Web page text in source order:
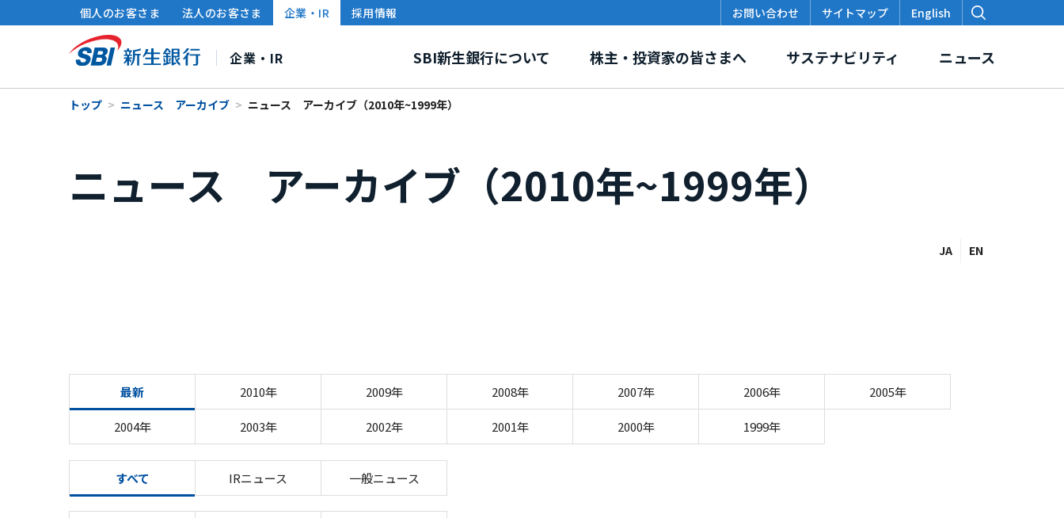
トップ ニュース アーカイブ ニュース アーカイブ（2010年~1999年）
ニュース アーカイブ（2010年~1999年）
JA EN
最新 2010年 2009年 2008年 2007年 2006年 2005年
2004年 2003年 2002年 2001年 2000年 1999年
すべて IRニュース 一般ニュース
個人のお客さま 法人のお客さま 企業・IR 採用情報 お問い合わせ サイトマップ English
社長メッセージ 中期経営計画 企業情報 事業紹介 ガバナンス グループ紹介 本支店・出張所
SBI新生銀行について
連結財務ハイライト 財務情報・IRライブラリー 株式情報 電子公告
SBI新生銀行ディスクロージャー・ポリシー
株主・投資家の皆さまへ
サステナビリティ経営 ポリシー・方針 環境・社会課題への取り組み イニシアティブ・外部評価
各種データ・レポート
サステナビリティ ニュース
企業・IR